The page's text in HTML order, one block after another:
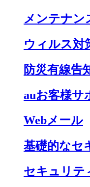
メンテナン
ウィルス対
防災有線告
auお客様サ
Webメール
基礎的なセ
セキュリテ